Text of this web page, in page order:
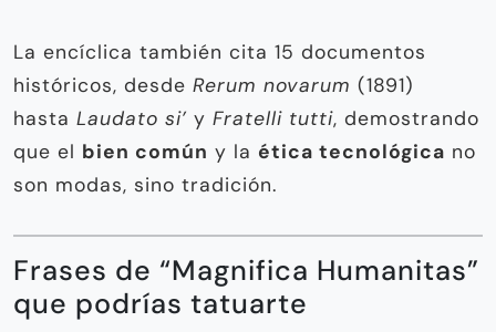
La encíclica también cita 15 documentos
históricos, desde Rerum novarum (1891)
hasta Laudato si’ y Fratelli tutti, demostrando
que el bien común y la ética tecnológica no
son modas, sino tradición.
Frases de “Magnifica Humanitas”
que podrías tatuarte